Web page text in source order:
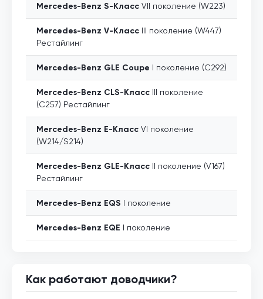
Mercedes-Benz S-Класс VII поколение (W223)
Mercedes-Benz V-Класс III поколение (W447)
Рестайлинг
Mercedes-Benz GLE Coupe I поколение (C292)
Mercedes-Benz CLS-Класс III поколение
(C257) Рестайлинг
Mercedes-Benz E-Класс VI поколение
(W214/S214)
Mercedes-Benz GLE-Класс II поколение (V167)
Рестайлинг
Mercedes-Benz EQS I поколение
Mercedes-Benz EQE I поколение
Как работают доводчики?